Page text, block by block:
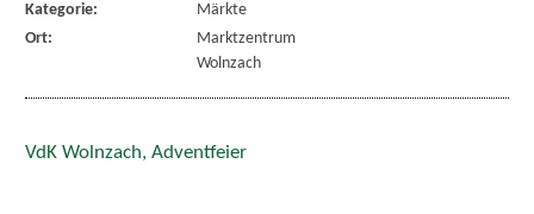
Kategorie:
Märkte
Ort:
Marktzentrum
Wolnzach
VdK Wolnzach, Adventfeier